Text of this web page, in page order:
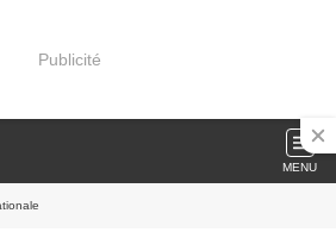
Publicité
MENU